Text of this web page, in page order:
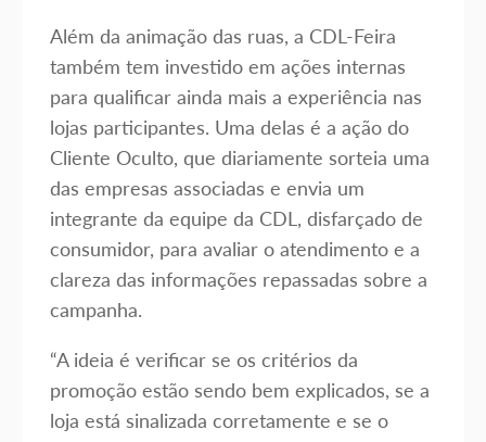
Além da animação das ruas, a CDL-Feira
também tem investido em ações internas
para qualificar ainda mais a experiência nas
lojas participantes. Uma delas é a ação do
Cliente Oculto, que diariamente sorteia uma
das empresas associadas e envia um
integrante da equipe da CDL, disfarçado de
consumidor, para avaliar o atendimento e a
clareza das informações repassadas sobre a
campanha.
“A ideia é verificar se os critérios da
promoção estão sendo bem explicados, se a
loja está sinalizada corretamente e se o